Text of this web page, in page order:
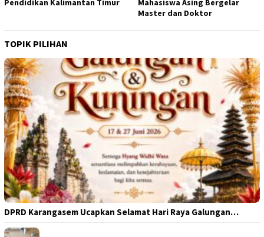
Pendidikan Kalimantan Timur
Mahasiswa Asing Bergelar
Master dan Doktor
TOPIK PILIHAN
DPRD Karangasem Ucapkan Selamat Hari Raya Galungan…